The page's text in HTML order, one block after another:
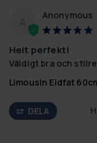
Anonymous
Helt perfekt!
Väldigt bra och
Limousin Eldfat
DELA